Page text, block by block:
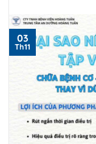
03
Th11